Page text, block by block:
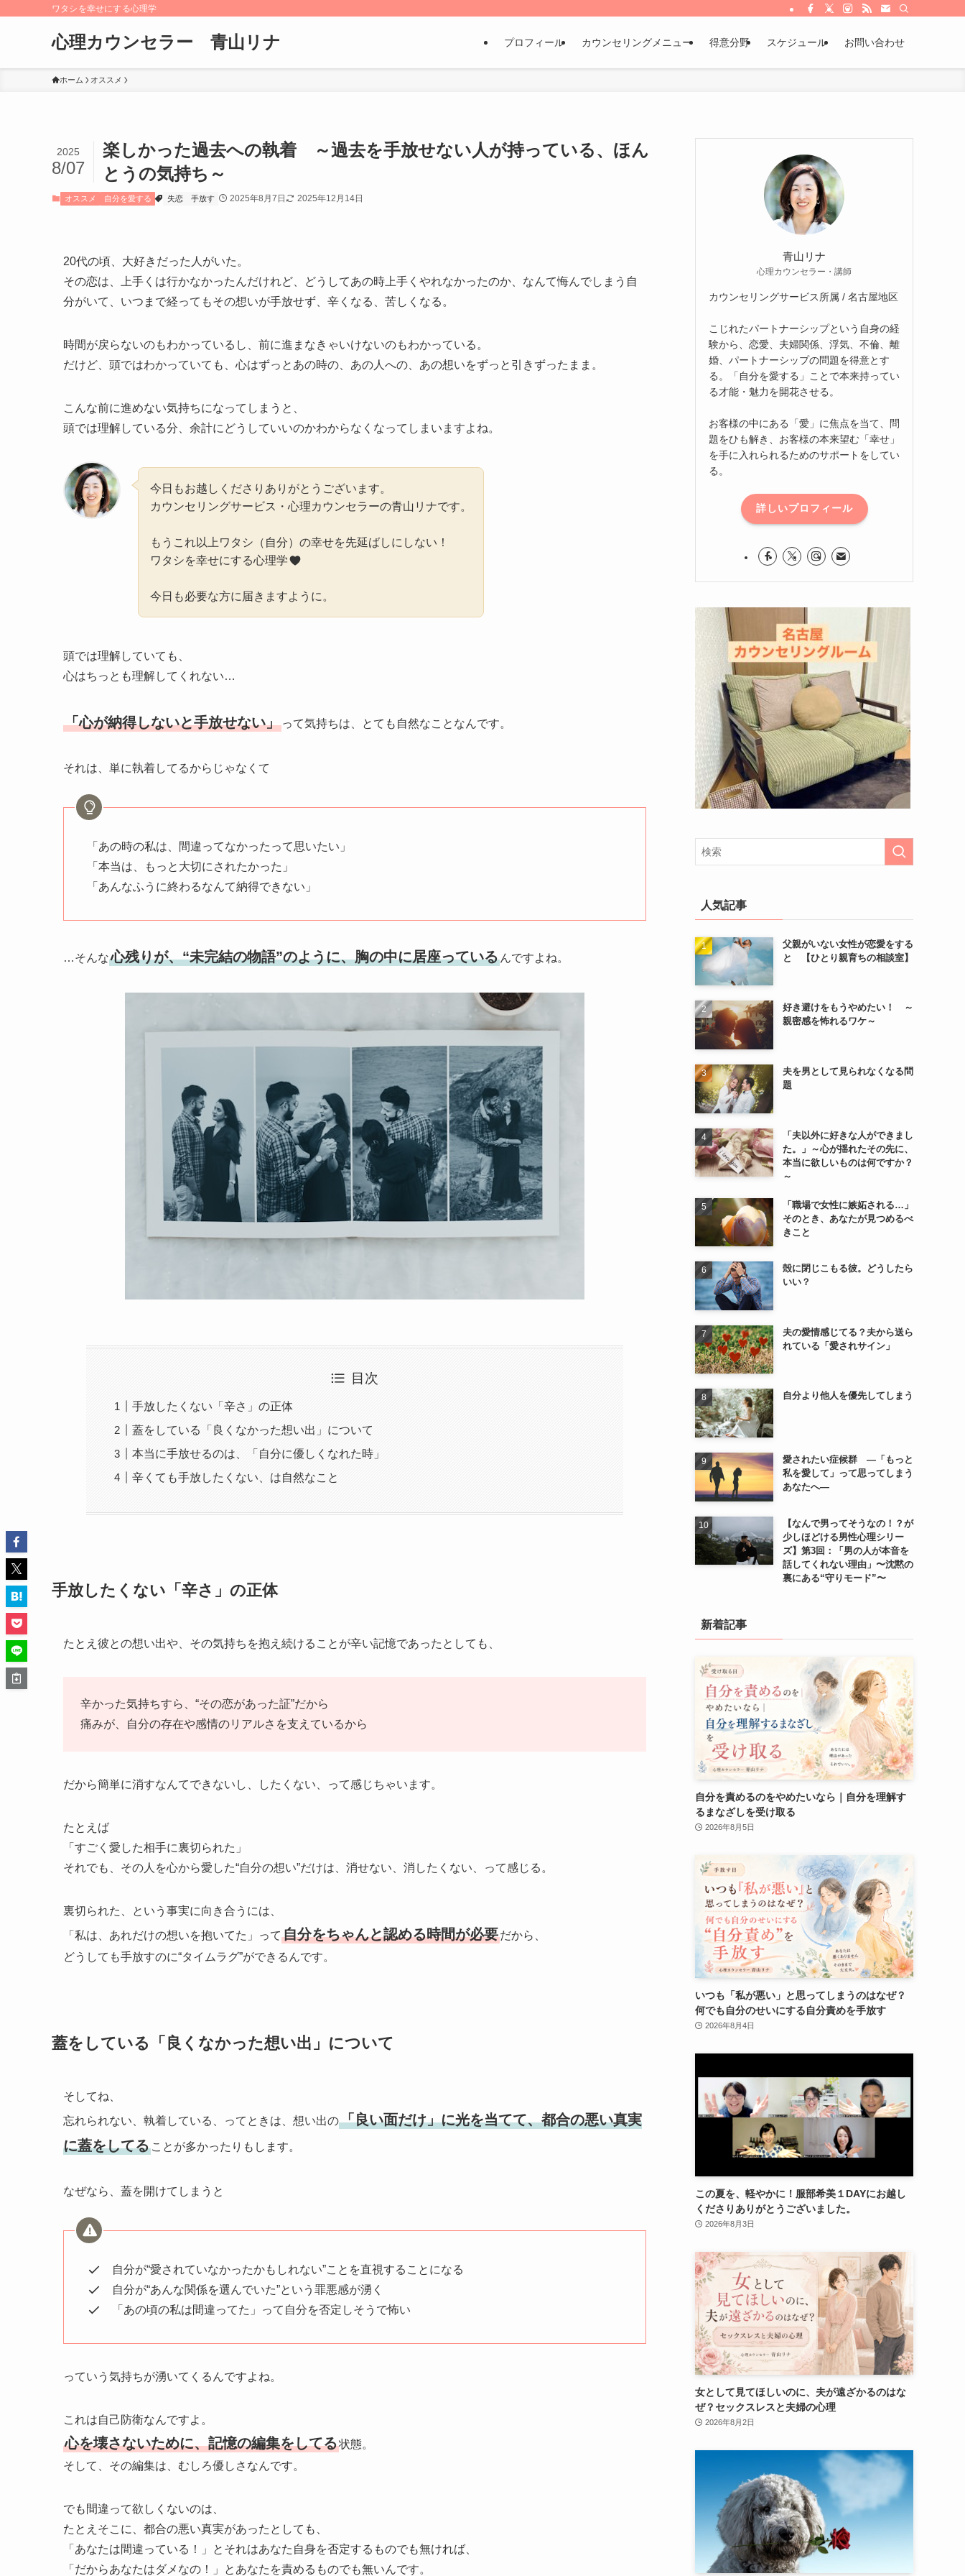
ワタシを幸せにする心理学
心理カウンセラー 青山リナ プロフィール カウンセリングメニュー 得意分野 スケジュール お問い合わせ
ホーム オススメ
楽しかった過去への執着 ～過去を手放せない人が持っている、ほん
とうの気持ち～
2025
8/07
オススメ 自分を愛する 失恋 手放す 2025年8月7日 2025年12月14日
20代の頃、大好きだった人がいた。
その恋は、上手くは行かなかったんだけれど、どうしてあの時上手くやれなかったのか、なんて悔んでしまう自
分がいて、いつまで経ってもその想いが手放せず、辛くなる、苦しくなる。
時間が戻らないのもわかっているし、前に進まなきゃいけないのもわかっている。
だけど、頭ではわかっていても、心はずっとあの時の、あの人への、あの想いをずっと引きずったまま。
こんな前に進めない気持ちになってしまうと、
頭では理解している分、余計にどうしていいのかわからなくなってしまいますよね。
今日もお越しくださりありがとうございます。
カウンセリングサービス・心理カウンセラーの青山リナです。
もうこれ以上ワタシ（自分）の幸せを先延ばしにしない！
ワタシを幸せにする心理学
今日も必要な方に届きますように。
頭では理解していても、
心はちっとも理解してくれない…
「心が納得しないと手放せない」 って気持ちは、とても自然なことなんです。
それは、単に執着してるからじゃなくて
「あの時の私は、間違ってなかったって思いたい」
「本当は、もっと大切にされたかった」
「あんなふうに終わるなんて納得できない」
…そんな心残りが、“未完結の物語”のように、胸の中に居座っている んですよね。
目次
手放したくない「辛さ」の正体
蓋をしている「良くなかった想い出」について
本当に手放せるのは、「自分に優しくなれた時」
辛くても手放したくない、は自然なこと
手放したくない「辛さ」の正体
たとえ彼との想い出や、その気持ちを抱え続けることが辛い記憶であったとしても、
辛かった気持ちすら、“その恋があった証”だから
痛みが、自分の存在や感情のリアルさを支えているから
だから簡単に消すなんてできないし、したくない、って感じちゃいます。
たとえば
「すごく愛した相手に裏切られた」
それでも、その人を心から愛した“自分の想い”だけは、消せない、消したくない、って感じる。
裏切られた、という事実に向き合うには、
「私は、あれだけの想いを抱いてた」って 自分をちゃんと認める時間が必要だから、
どうしても手放すのに“タイムラグ”ができるんです。
蓋をしている「良くなかった想い出」について
そしてね、
忘れられない、執着している、ってときは、想い出の「良い面だけ」に光を当てて、都合の悪い真実
に蓋をしてる ことが多かったりもします。
なぜなら、蓋を開けてしまうと
自分が“愛されていなかったかもしれない”ことを直視することになる
自分が“あんな関係を選んでいた”という罪悪感が湧く
「あの頃の私は間違ってた」って自分を否定しそうで怖い
っていう気持ちが湧いてくるんですよね。
これは自己防衛なんですよ。
心を壊さないために、記憶の編集をしてる状態。
そして、その編集は、むしろ優しさなんです。
でも間違って欲しくないのは、
たとえそこに、都合の悪い真実があったとしても、
「あなたは間違っている！」とそれはあなた自身を否定するものでも無ければ、
「だからあなたはダメなの！」とあなたを責めるものでも無いんです。
青山リナ
心理カウンセラー・講師
カウンセリングサービス所属 / 名古屋地区
こじれたパートナーシップという自身の経
験から、恋愛、夫婦関係、浮気、不倫、離
婚、パートナーシップの問題を得意とす
る。「自分を愛する」ことで本来持ってい
る才能・魅力を開花させる。
お客様の中にある「愛」に焦点を当て、問
題をひも解き、お客様の本来望む「幸せ」
を手に入れられるためのサポートをしてい
る。
詳しいプロフィール
人気記事
父親がいない女性が恋愛をする
と 【ひとり親育ちの相談室】
好き避けをもうやめたい！ ～
親密感を怖れるワケ～
夫を男として見られなくなる問
題
「夫以外に好きな人ができまし
た。」～心が揺れたその先に、
本当に欲しいものは何ですか？
～
「職場で女性に嫉妬される…」
そのとき、あなたが見つめるべ
きこと
殻に閉じこもる彼。どうしたら
いい？
夫の愛情感じてる？夫から送ら
れている「愛されサイン」
自分より他人を優先してしまう
愛されたい症候群 ―「もっと
私を愛して」って思ってしまう
あなたへ―
【なんで男ってそうなの！？が
少しほどける男性心理シリー
ズ】第3回：「男の人が本音を
話してくれない理由」〜沈黙の
裏にある“守りモード”〜
新着記事
自分を責めるのをやめたいなら｜自分を理解す
るまなざしを受け取る
2026年8月5日
いつも「私が悪い」と思ってしまうのはなぜ？
何でも自分のせいにする自分責めを手放す
2026年8月4日
この夏を、軽やかに！服部希美１DAYにお越し
くださりありがとうございました。
2026年8月3日
女として見てほしいのに、夫が遠ざかるのはな
ぜ？セックスレスと夫婦の心理
2026年8月2日